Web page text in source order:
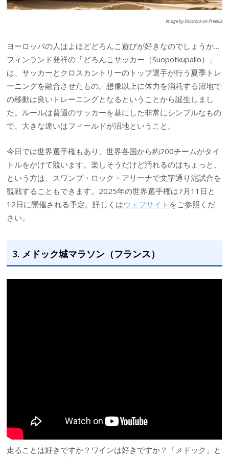
Image by Vecstock on Freepik
ヨーロッパの人はよほどどろんこ遊びが好きなのでしょうか…
フィンランド発祥の「どろんこサッカー（Suopotkupallo）」
は、サッカーとクロスカントリーのトップ選手が行う夏季トレ
ーニングを融合させたもの。想像以上に体力を消耗する沼地で
の移動は良いトレーニングとなるということから誕生しまし
た。ルールは普通のサッカーを基にした非常にシンプルなもの
で、大きな違いはフィールドが沼地ということ。
今日では世界選手権もあり、世界各国から約200チームがタイ
トルをかけて競います。楽しそうだけど汚れるのはちょっと、
という方は、スワンプ・ロック・アリーナで文字通り泥試合を
観戦することもできます。2025年の世界選手権は7月11日と
12日に開催される予定。詳しくはウェブサイト をご参照くだ
さい。
3. メドック城マラソン（フランス）
走ることは好きですか？ワインは好きですか？「メドック」と